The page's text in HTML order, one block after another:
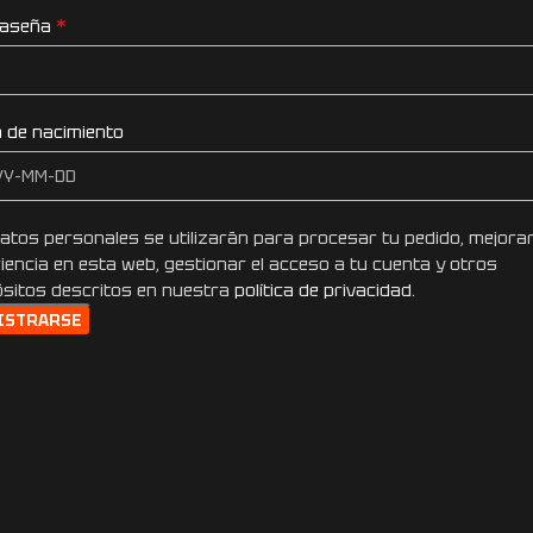
*
de nacimiento
personales se utilizarán para procesar tu pedido,
en esta web, gestionar el acceso a tu cuenta y otros
descritos en nuestra política de privacidad.